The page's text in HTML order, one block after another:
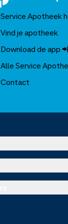
Service Apotheek
Vind je apotheek
Download de app
Alle Service
Contact